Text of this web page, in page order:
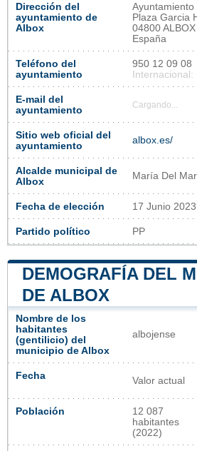
Dirección del
ayuntamiento de
Albox
Ayuntamiento
Plaza Garcia
04800 ALBOX
España
Teléfono del
ayuntamiento
950 12 09 08
Internacional:
E-mail del
ayuntamiento
Cargando...
Sitio web oficial del
ayuntamiento
albox.es/
Alcalde municipal de
Albox
María Del
Fecha de elección 17 Junio 2023
Partido político PP
DEMOGRAFÍA DEL
DE ALBOX
Nombre de los
habitantes
(gentilicio) del
municipio de Albox
albojense
Fecha Valor actual
Población
12 087
habitantes
(2022)